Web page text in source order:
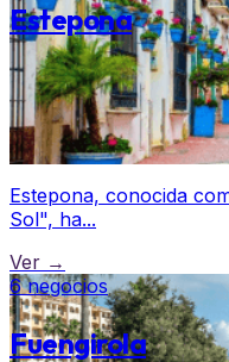
Estepona
Estepona, conocida
Sol", ha...
Ver →
6 negocios
Fuengirola